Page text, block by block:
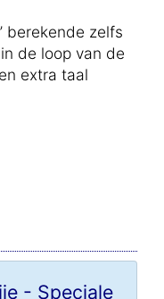
berekende zelfs
de loop van de
extra taal
- Speciale